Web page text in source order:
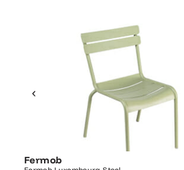
Fermob
Ontdek Fermob
Luxembourg Stoel